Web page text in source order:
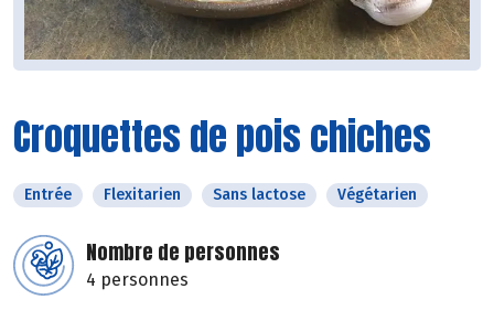
Croquettes de pois chiches
Entrée Flexitarien Sans lactose Végétarien
Nombre de personnes
4 personnes